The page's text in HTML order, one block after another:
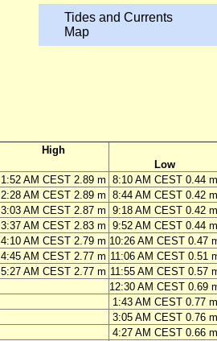
Tides and Currents
Map
High
Low
1:52 AM CEST 2.89 m 8:10 AM CEST 0.44 m
2:28 AM CEST 2.89 m 8:44 AM CEST 0.42 m
3:03 AM CEST 2.87 m 9:18 AM CEST 0.42 m
3:37 AM CEST 2.83 m 9:52 AM CEST 0.44 m
4:10 AM CEST 2.79 m 10:26 AM CEST 0.47
4:45 AM CEST 2.77 m 11:06 AM CEST 0.51
5:27 AM CEST 2.77 m 11:55 AM CEST 0.57
12:30 AM CEST 0.69
1:43 AM CEST 0.77 m
3:05 AM CEST 0.76 m
4:27 AM CEST 0.66 m